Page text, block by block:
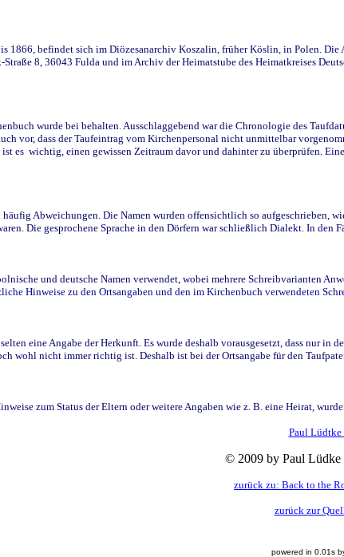
1866, befindet sich im Diözesanarchiv Koszalin, früher Köslin, in Polen.
8, 36043 Fulda und im Archiv der Heimatstube des Heimatkreises
wurde bei behalten. Ausschlaggebend war die Chronologie des
vor, dass der Taufeintrag vom Kirchenpersonal nicht unmittelbar
es wichtig, einen gewissen Zeitraum davor und dahinter zu überprüfen.
Abweichungen. Die Namen wurden offensichtlich so aufgeschrieben,
Die gesprochene Sprache in den Dörfern war schließlich Dialekt. In
und deutsche Namen verwendet, wobei mehrere Schreibvarianten
Hinweise zu den Ortsangaben und den im Kirchenbuch verwendeten
eine Angabe der Herkunft. Es wurde deshalb vorausgesetzt, dass nur
wohl nicht immer richtig ist. Deshalb ist bei der Ortsangabe für den
zum Status der Eltern oder weitere Angaben wie z. B. eine Heirat,
Paul Lüdtke
© 2009 by Paul Lüdke
zurück zu: Back to the
zurück zur
powered in 0.01s